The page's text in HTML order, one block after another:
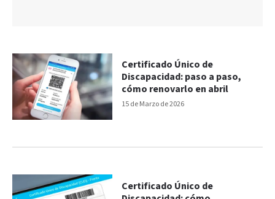
15 de Marzo de 2026
Certificado Único de
Discapacidad: paso a paso,
cómo renovarlo en abril
Certificado Único de